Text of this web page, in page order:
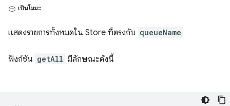
เป็นโมฆะ
แสดงรายการทั้งหมดใน Store ที่ตรงกับ queueName
ฟังก์ชัน getAll มีลักษณะดังนี้